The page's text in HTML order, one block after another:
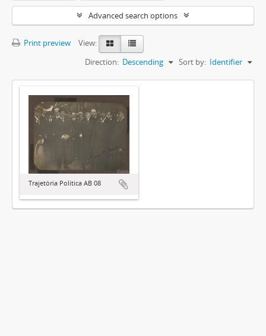
Advanced search options
Print preview
View:
Sort by: Identifier
Direction: Descending
Trajetória Política AB 08